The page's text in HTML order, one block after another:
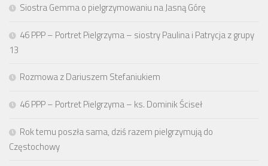
Siostra Gemma o pielgrzymowaniu na Jasną Górę
46 PPP – Portret Pielgrzyma – siostry Paulina i Patrycja z grupy
13
Rozmowa z Dariuszem Stefaniukiem
46 PPP – Portret Pielgrzyma – ks. Dominik Ściseł
Rok temu poszła sama, dziś razem pielgrzymują do
Częstochowy